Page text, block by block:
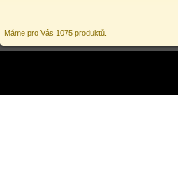
Máme pro Vás 1075 produktů.